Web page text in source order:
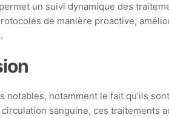
un suivi dynamique des
de manière proactive,
notamment le fait qu’ils sont
sanguine, ces traitements